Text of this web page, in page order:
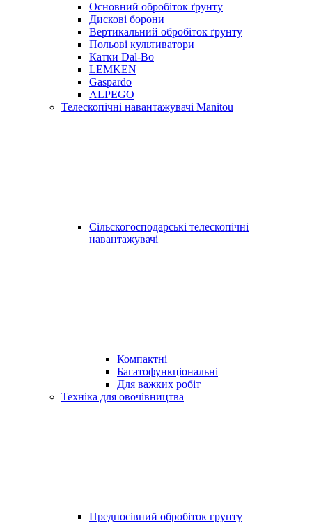
Основний обробіток ґрунту
Дискові борони
Вертикальний обробіток ґрунту
Польові культиватори
Катки Dal-Bo
LEMKEN
Gaspardo
ALPEGO
Телескопічні навантажувачі Manitou
Сільскогосподарські телескопічні
навантажувачі
Компактні
Багатофункціональні
Для важких робіт
Техніка для овочівництва
Предпосівний обробіток грунту